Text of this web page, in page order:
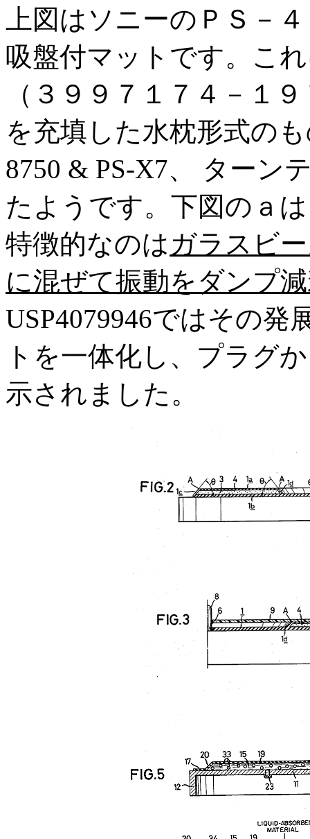
上図はソニーのＰＳ－
吸盤付マットです。こ
（３９９７１７４－１
を充填した水枕形式の
8750 & PS-X7、 ターン
たようです。下図のａ
特徴的なのは ガラスビ
に混ぜて振動をダンプ
USP4079946ではその
トを一体化し、プラグ
示されました。